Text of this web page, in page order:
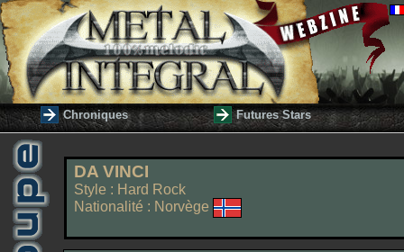
Chroniques Futures Stars
DA VINCI
Style : Hard Rock
Nationalité : Norvège